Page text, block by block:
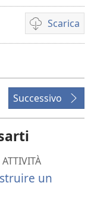
Scarica
Opzioni
per
dei
video
Successivo
un